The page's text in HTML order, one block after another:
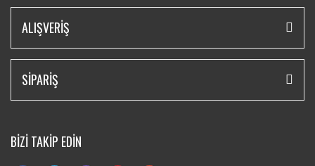
ALIŞVERİŞ
SİPARİŞ
BİZİ TAKİP EDİN